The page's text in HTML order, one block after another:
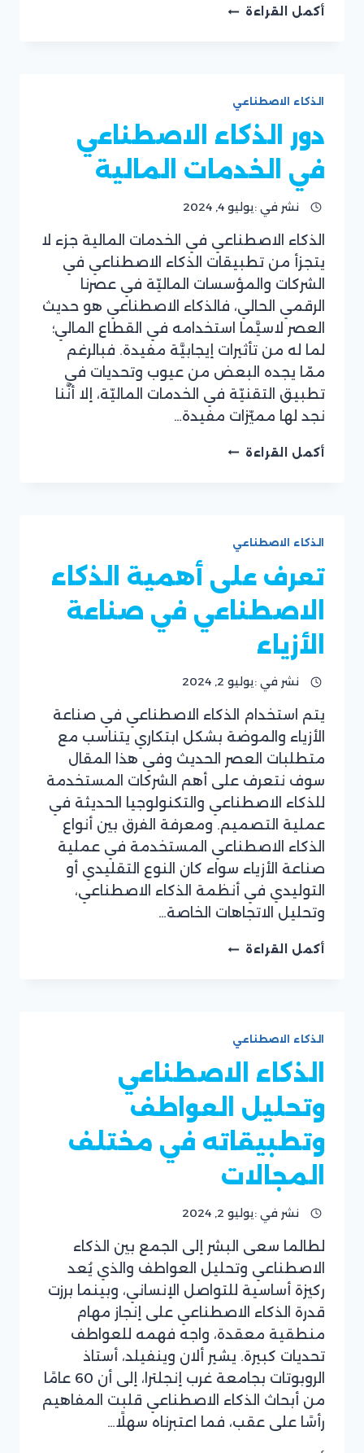
أكمل القراءة مجالات
وأفضل
التطبيقات
الذكاء الاصطناعي
دور الذكاء الاصطناعي
في الخدمات المالية
بقلم
فريق
موقع
سوفت
نشر في :يوليو 4, 2024
الذكاء الاصطناعي في الخدمات المالية جزء لا
يتجزأ من تطبيقات الذكاء الاصطناعي في
الشركات والمؤسسات الماليّة في عصرنا
الرقمي الحالي، فالذكاء الاصطناعي هو حديث
العصر لاسيَّما استخدامه في القطاع المالي؛
لما له من تأثيرات إيجابيَّة مفيدة. فبالرغم
ممّا يجده البعض من عيوب وتحديات في
تطبيق التقنيّة في الخدمات الماليّة، إلا أنَّنا
نجد لها مميّزات مفيدة…
أكمل القراءة دور
الذكاء الاصطناعي
تعرف على أهمية الذكاء
الاصطناعي في صناعة
الأزياء
بقلم
فريق
موقع
سوفت
نشر في :يوليو 2, 2024
يتم استخدام الذكاء الاصطناعي في صناعة
الأزياء والموضة بشكل ابتكاري يتناسب مع
متطلبات العصر الحديث وفي هذا المقال
سوف نتعرف على أهم الشركات المستخدمة
للذكاء الاصطناعي والتكنولوجيا الحديثة في
عملية التصميم. ومعرفة الفرق بين أنواع
الذكاء الاصطناعي المستخدمة في عملية
صناعة الأزياء سواء كان النوع التقليدي أو
التوليدي في أنظمة الذكاء الاصطناعي،
وتحليل الاتجاهات الخاصة…
أكمل القراءة تعرف
صناعة
الأزياء
الذكاء الاصطناعي
الذكاء الاصطناعي
وتحليل العواطف
وتطبيقاته في مختلف
المجالات
بقلم
فريق
موقع
ريان
سوفت
نشر في :يوليو 2, 2024
لطالما سعى البشر إلى الجمع بين الذكاء
الاصطناعي وتحليل العواطف والذي يُعد
ركيزة أساسية للتواصل الإنساني، وبينما برزت
قدرة الذكاء الاصطناعي على إنجاز مهام
منطقية معقدة، واجه فهمه للعواطف
تحديات كبيرة. يشير ألان وينفيلد، أستاذ
الروبوتات بجامعة غرب إنجلترا، إلى أن 60 عامًا
من أبحاث الذكاء الاصطناعي قلبت المفاهيم
رأسًا على عقب، فما اعتبرناه سهلًا…